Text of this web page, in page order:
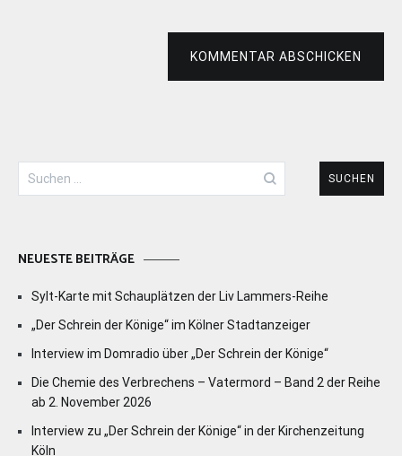
KOMMENTAR ABSCHICKEN
Suchen
nach:
NEUESTE BEITRÄGE
Sylt-Karte mit Schauplätzen der Liv Lammers-Reihe
„Der Schrein der Könige“ im Kölner Stadtanzeiger
Interview im Domradio über „Der Schrein der Könige“
Die Chemie des Verbrechens – Vatermord – Band 2 der Reihe
ab 2. November 2026
Interview zu „Der Schrein der Könige“ in der Kirchenzeitung
Köln